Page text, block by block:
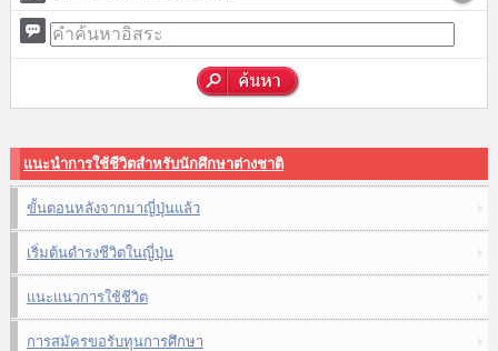
แนะนำการใช้ชีวิตสำหรับนักศึกษาต่างชาติ
ขั้นตอนหลังจากมาญี่ปุ่นแล้ว
เริ่มต้นดำรงชีวิตในญี่ปุ่น
แนะแนวการใช้ชีวิต
การสมัครขอรับทุนการศึกษา